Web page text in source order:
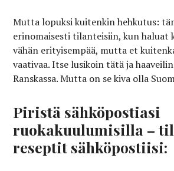
Mutta lopuksi kuitenkin hehkutus:
erinomaisesti tilanteisiin, kun haluat
vähän erityisempää, mutta et
vaativaa. Itse lusikoin tätä ja
Ranskassa. Mutta on se kiva olla
Piristä sähköpostiasi
ruokakuulumisilla –
reseptit sähköpostiisi: